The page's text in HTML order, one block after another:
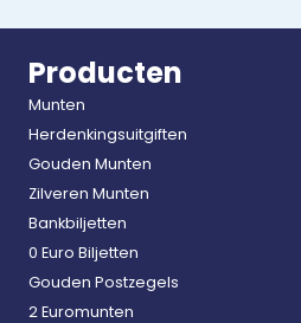
Producten
Munten
Herdenkingsuitgiften
Gouden Munten
Zilveren Munten
Bankbiljetten
0 Euro Biljetten
Gouden Postzegels
2 Euromunten